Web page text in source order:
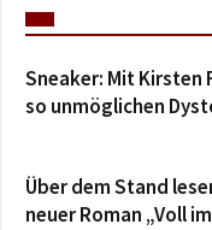
Sneaker: Mit Kirsten
so unmöglichen
Über dem Stand
neuer Roman „Voll